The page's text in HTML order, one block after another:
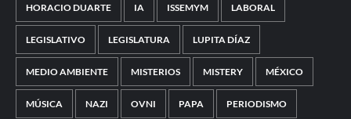
HORACIO DUARTE IA ISSEMYM LABORAL
LEGISLATIVO LEGISLATURA LUPITA DÍAZ
MEDIO AMBIENTE MISTERIOS MISTERY MÉXICO
MÚSICA NAZI OVNI PAPA PERIODISMO